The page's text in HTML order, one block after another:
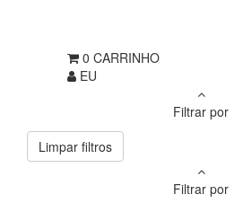
0 CARRINHO
EU
Filtrar por
Limpar filtros
Filtrar por